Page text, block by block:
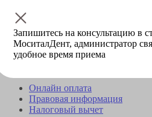
Специалисты
Цены
Пациентам
Первое обращение в клинику
Онлайн оплата
Правовая информация
Налоговый вычет
Запишитесь на консультацию в
МоситалДент, администратор
удобное время приема